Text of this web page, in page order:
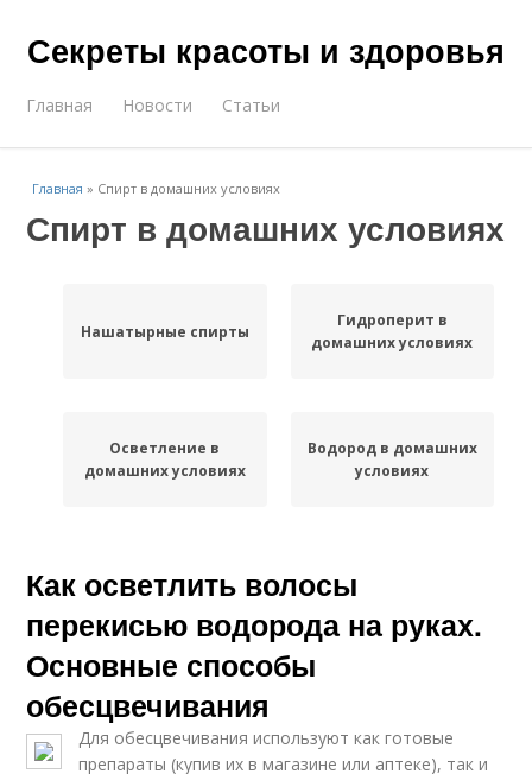
Секреты красоты и здоровья
Главная Новости Статьи
Главная » Спирт в домашних условиях
Спирт в домашних условиях
Нашатырные спирты
Гидроперит в
домашних условиях
Осветление в
домашних условиях
Водород в домашних
условиях
Как осветлить волосы
перекисью водорода на руках.
Основные способы
обесцвечивания
Для обесцвечивания используют как готовые
препараты (купив их в магазине или аптеке), так и